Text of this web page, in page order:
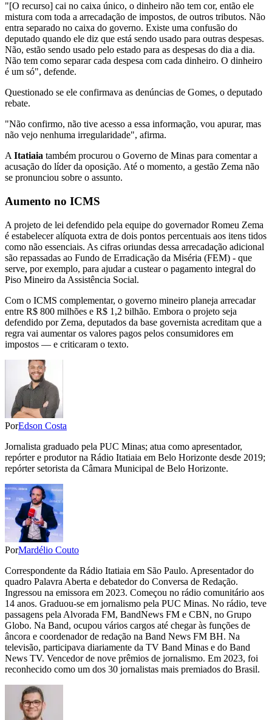
"[O recurso] cai no caixa único, o dinheiro não tem cor, então ele
mistura com toda a arrecadação de impostos, de outros tributos. Não
entra separado no caixa do governo. Existe uma confusão do
deputado quando ele diz que está sendo usado para outras despesas.
Não, estão sendo usado pelo estado para as despesas do dia a dia.
Não tem como separar cada despesa com cada dinheiro. O dinheiro
é um só", defende.
Questionado se ele confirmava as denúncias de Gomes, o deputado
rebate.
"Não confirmo, não tive acesso a essa informação, vou apurar, mas
não vejo nenhuma irregularidade", afirma.
A Itatiaia também procurou o Governo de Minas para comentar a
acusação do líder da oposição. Até o momento, a gestão Zema não
se pronunciou sobre o assunto.
Aumento no ICMS
A projeto de lei defendido pela equipe do governador Romeu Zema
é estabelecer alíquota extra de dois pontos percentuais aos itens tidos
como não essenciais. As cifras oriundas dessa arrecadação adicional
são repassadas ao Fundo de Erradicação da Miséria (FEM) - que
serve, por exemplo, para ajudar a custear o pagamento integral do
Piso Mineiro da Assistência Social.
Com o ICMS complementar, o governo mineiro planeja arrecadar
entre R$ 800 milhões e R$ 1,2 bilhão. Embora o projeto seja
defendido por Zema, deputados da base governista acreditam que a
regra vai aumentar os valores pagos pelos consumidores em
impostos — e criticaram o texto.
PorEdson Costa
Jornalista graduado pela PUC Minas; atua como apresentador,
repórter e produtor na Rádio Itatiaia em Belo Horizonte desde 2019;
repórter setorista da Câmara Municipal de Belo Horizonte.
PorMardélio Couto
Correspondente da Rádio Itatiaia em São Paulo. Apresentador do
quadro Palavra Aberta e debatedor do Conversa de Redação.
Ingressou na emissora em 2023. Começou no rádio comunitário aos
14 anos. Graduou-se em jornalismo pela PUC Minas. No rádio, teve
passagens pela Alvorada FM, BandNews FM e CBN, no Grupo
Globo. Na Band, ocupou vários cargos até chegar às funções de
âncora e coordenador de redação na Band News FM BH. Na
televisão, participava diariamente da TV Band Minas e do Band
News TV. Vencedor de nove prêmios de jornalismo. Em 2023, foi
reconhecido como um dos 30 jornalistas mais premiados do Brasil.